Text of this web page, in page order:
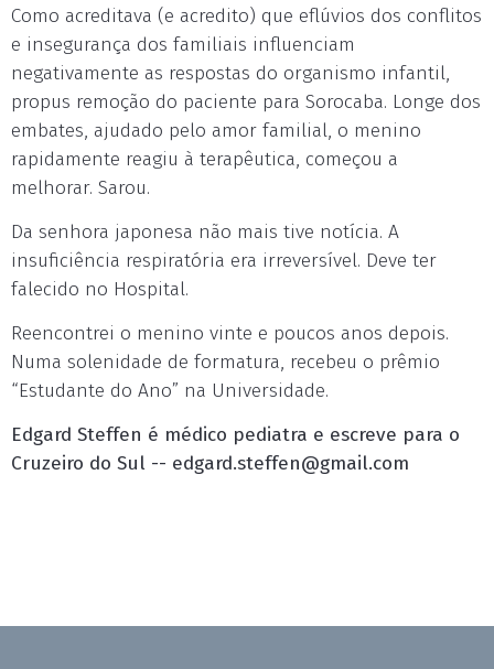
Como acreditava (e acredito) que eflúvios dos conflitos
e insegurança dos familiais influenciam
negativamente as respostas do organismo infantil,
propus remoção do paciente para Sorocaba. Longe dos
embates, ajudado pelo amor familial, o menino
rapidamente reagiu à terapêutica, começou a
melhorar. Sarou.
Da senhora japonesa não mais tive notícia. A
insuficiência respiratória era irreversível. Deve ter
falecido no Hospital.
Reencontrei o menino vinte e poucos anos depois.
Numa solenidade de formatura, recebeu o prêmio
“Estudante do Ano” na Universidade.
Edgard Steffen é médico pediatra e escreve para o
Cruzeiro do Sul -- edgard.steffen@gmail.com